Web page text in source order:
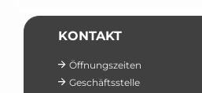
KONTAKT
Öffnungszeiten
Geschäftsstelle